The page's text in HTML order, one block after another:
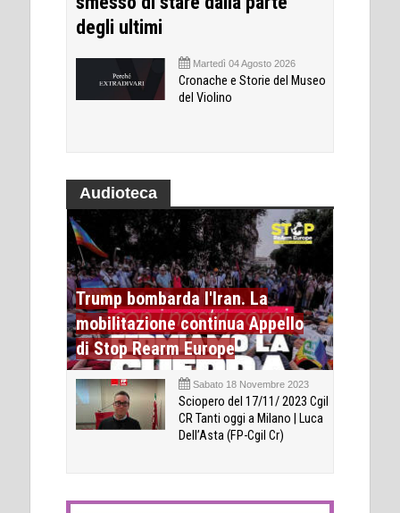
degli ultimi
Martedì 04 Agosto 2026
Cronache e Storie del Museo
del Violino
Audioteca
Trump bombarda l'Iran. La
mobilitazione continua Appello
di Stop Rearm Europe
Sabato 18 Novembre 2023
Sciopero del 17/11/ 2023 Cgil
CR Tanti oggi a Milano | Luca
Dell’Asta (FP-Cgil Cr)